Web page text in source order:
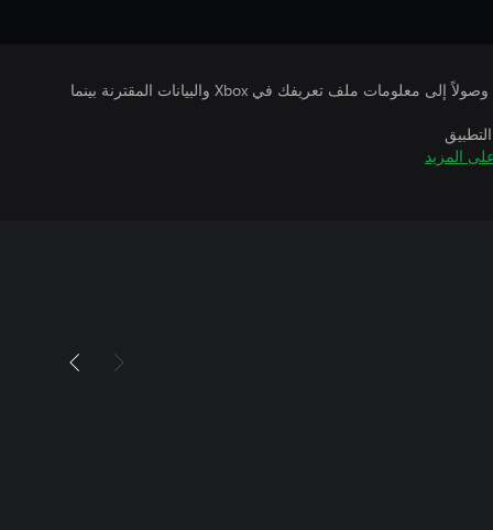
يتلقى ناشرو الألعاب التي تقوم بتشغيلها وصولاً إلى معلومات ملف تعريفك في Xbox والبيانات المقترنة بينما
المزيد